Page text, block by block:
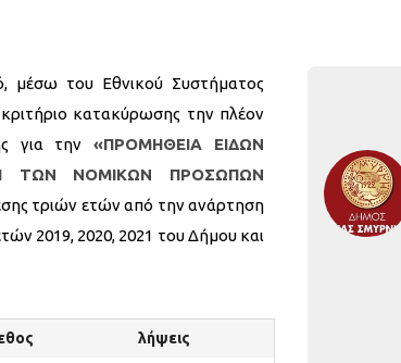
μέσω του Εθνικού Συστήματος
κατακύρωσης την πλέον
για την «ΠΡΟΜΗΘΕΙΑ ΕΙΔΩΝ
ΤΩΝ ΝΟΜΙΚΩΝ ΠΡΟΣΩΠΩΝ
τριών ετών από την ανάρτηση
2019, 2020, 2021 του Δήμου και
λήψεις